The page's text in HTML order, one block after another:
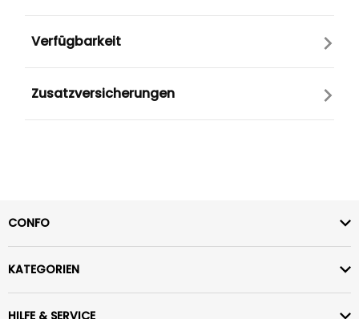
Verfügbarkeit
Zusatzversicherungen
CONFO
KATEGORIEN